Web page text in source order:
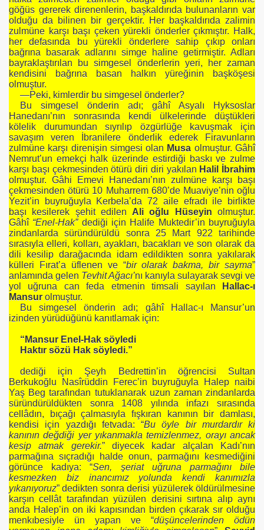
göğüs gererek direnenlerin, başkaldırıda bulunanların var
olduğu da bilinen bir gerçektir. Her başkaldırıda zalimin
zulmüne karşı başı çeken yürekli önderler çıkmıştır. Halk,
her defasında bu yürekli önderlere sahip çıkıp onları
bağrına basarak adlarını simge haline getirmiştir. Adları
bayraklaştırılan bu simgesel önderlerin yeri, her zaman
kendisini bağrına basan halkın yüreğinin başköşesi
olmuştur.
—Peki, kimlerdir bu simgesel önderler?
Bu simgesel önderin adı; gâhî Asyalı Hyksoslar
Hanedanı’nın sonrasında kendi ülkelerinde düştükleri
kölelik durumundan sıyrılıp özgürlüğe kavuşmak için
savaşım veren İbranilere önderlik ederek Firavunların
zulmüne karşı direnişin simgesi olan Musa olmuştur. Gâhî
Nemrut’un emekçi halk üzerinde estirdiği baskı ve zulme
karşı başı çekmesinden ötürü diri diri yakılan Halil İbrahim
olmuştur. Gâhi Emevi Hanedanı’nın zulmüne karşı başı
çekmesinden ötürü 10 Muharrem 680’de Muaviye’nin oğlu
Yezit’in buyruğuyla Kerbela’da 72 aile efradı ile birlikte
başı kesilerek şehit edilen Ali oğlu Hüseyin olmuştur.
Gâhî “Enel-Hak”dediği için Halife Muktedir’in buyruğuyla
zindanlarda süründürüldü sonra 25 Mart 922 tarihinde
sırasıyla elleri, kolları, ayakları, bacakları ve son olarak da
dili kesilip darağacında idam edildikten sonra yakılarak
külleri Fırat’a üflenen ve “bir olarak bakma, bir sayma”
anlamında gelen Tevhit Ağacı’nı kanıyla sulayarak sevgi ve
yol uğruna can feda etmenin timsali sayılan
Hallac-ı
Mansur olmuştur.
Bu simgesel önderin adı; gâhî Hallac-ı Mansur’un
izinden yürüdüğünü kanıtlamak için:
“Mansur Enel-Hak söyledi
Haktır sözü Hak söyledi.”
dediği için Şeyh Bedrettin’in öğrencisi Sultan
Berkukoğlu Nasîrüddin Ferec’in buyruğuyla Halep naibi
Yaş Beg tarafından tutuklanarak uzun zaman zindanlarda
süründürüldükten sonra 1408 yılında infazı sırasında
cellâdın, bıçağı çalmasıyla fışkıran kanının bir damlası,
kendisi için yazdığı fetvada: “Bu öyle bir murdardır ki
kanının değdiği yer yıkanmakla temizlenmez, orayı ancak
kesip atmak gerekir.” diyecek kadar alçalan Kadı’nın
parmağına sıçradığı halde onun, parmağını kesmediğini
görünce kadıya: “Sen, şeriat uğruna parmağını bile
kesmezken biz inancımız yolunda kendi kanımızla
yıkanıyoruz” dedikten sonra derisi yüzülerek öldürülmesine
karşın cellât tarafından yüzülen derisini sırtına alıp aynı
anda Halep’in on iki kapısından birden çıkarak sır olduğu
menkıbesiyle ün yapan ve “düşüncelerinden ödün
Mİ?
VARDI
ÖTEKİ DÜNYA